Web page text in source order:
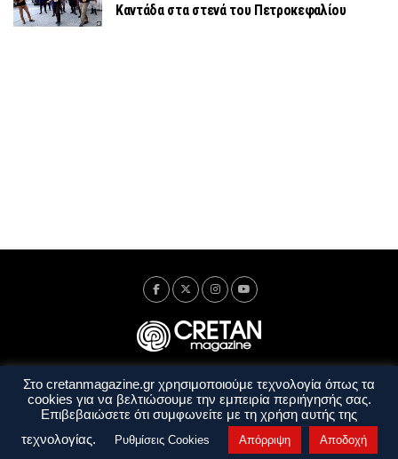
Καντάδα στα στενά του Πετροκεφαλίου
Ταυτότητα Πολιτική Απορρήτου
Όροι Χρήσης
Όροι και Προϋποθέσεις
Στο cretanmagazine.gr χρησιμοποιούμε τεχνολογία όπως τα
cookies για να βελτιώσουμε την εμπειρία περιήγησής σας.
Επιβεβαιώσετε ότι συμφωνείτε με τη χρήση αυτής της
τεχνολογίας.
Ρυθμίσεις Cookies Απόρριψη Αποδοχή